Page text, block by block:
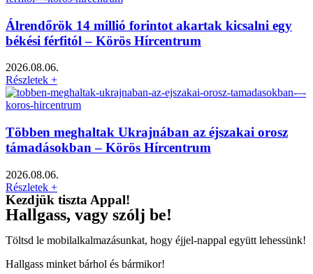
Álrendőrök 14 millió forintot akartak kicsalni egy
békési férfitól – Körös Hírcentrum
2026.08.06.
Részletek +
Többen meghaltak Ukrajnában az éjszakai orosz
támadásokban – Körös Hírcentrum
2026.08.06.
Részletek +
Kezdjük tiszta Appal!
Hallgass, vagy szólj be!
Töltsd le mobilalkalmazásunkat, hogy éjjel-nappal együtt lehessünk!
Hallgass minket bárhol és bármikor!